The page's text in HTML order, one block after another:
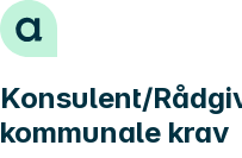
Hopp til innhold
Konsulent/
kommunale krav